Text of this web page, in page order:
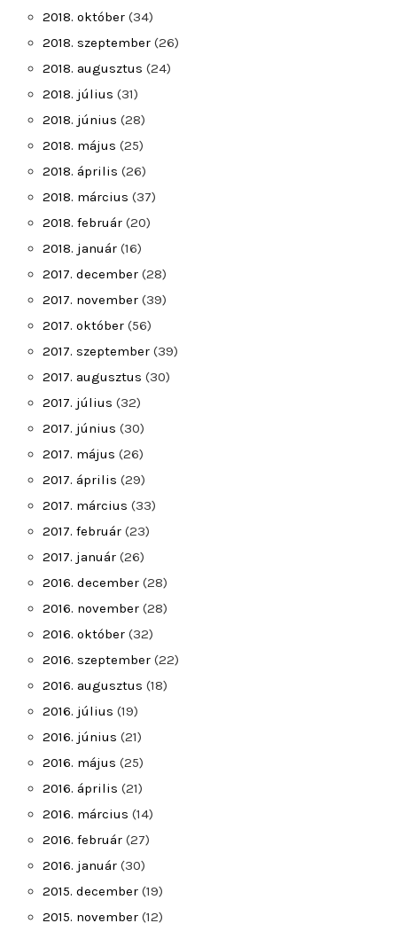
2018. október (34)
2018. szeptember (26)
2018. augusztus (24)
2018. július (31)
2018. június (28)
2018. május (25)
2018. április (26)
2018. március (37)
2018. február (20)
2018. január (16)
2017. december (28)
2017. november (39)
2017. október (56)
2017. szeptember (39)
2017. augusztus (30)
2017. július (32)
2017. június (30)
2017. május (26)
2017. április (29)
2017. március (33)
2017. február (23)
2017. január (26)
2016. december (28)
2016. november (28)
2016. október (32)
2016. szeptember (22)
2016. augusztus (18)
2016. július (19)
2016. június (21)
2016. május (25)
2016. április (21)
2016. március (14)
2016. február (27)
2016. január (30)
2015. december (19)
2015. november (12)